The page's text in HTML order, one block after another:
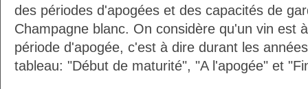
des périodes d'apogées et des capacités de
Champagne blanc. On considère qu'un vin est
période d'apogée, c'est à dire durant les
tableau: "Début de maturité", "A l'apogée" et